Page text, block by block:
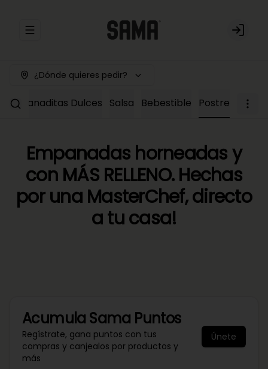
Abrir menu de navegación Login
¿Dónde quieres pedir?
Empanaditas Dulces Salsa Bebestible Postre
Empanadas horneadas y
con MÁS RELLENO. Hechas
por una MasterChef, directo
a tu casa!
Acumula Sama Puntos
Regístrate, gana puntos con tus
compras y canjealos por productos y
más
Únete